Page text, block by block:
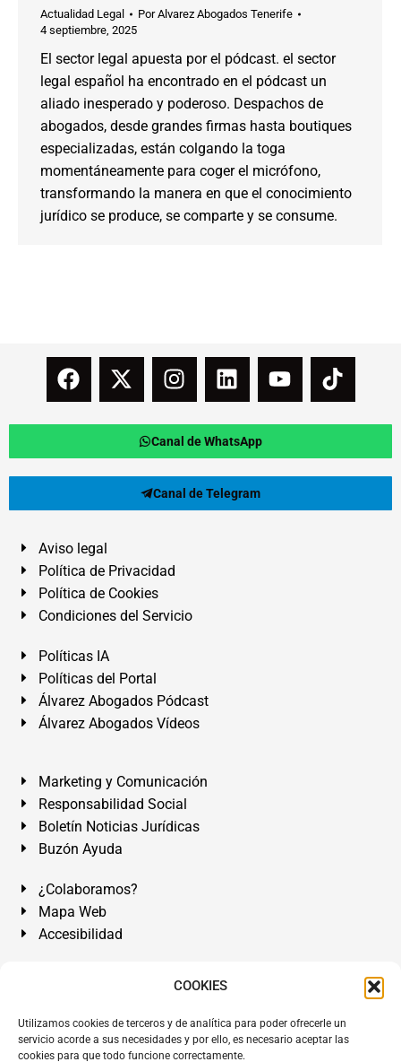
COOKIES
Utilizamos cookies de terceros y de analítica para poder ofrecerle un
servicio acorde a sus necesidades y por ello, es necesario aceptar las
cookies para que todo funcione correctamente.
Actualidad Legal PorAlvarez Abogados Tenerife
4 septiembre, 2025
El sector legal apuesta por el pódcast. el sector
legal español ha encontrado en el pódcast un
aliado inesperado y poderoso. Despachos de
abogados, desde grandes firmas hasta boutiques
especializadas, están colgando la toga
momentáneamente para coger el micrófono,
transformando la manera en que el conocimiento
jurídico se produce, se comparte y se consume.
Canal de WhatsApp
Canal de Telegram
Aviso legal
Política de Privacidad
Política de Cookies
Condiciones del Servicio
Políticas IA
Políticas del Portal
Álvarez Abogados Pódcast
Álvarez Abogados Vídeos
Marketing y Comunicación
Responsabilidad Social
Boletín Noticias Jurídicas
Buzón Ayuda
¿Colaboramos?
Mapa Web
Accesibilidad
Álvarez Abogados Tenerife:Calle Teobaldo Power Nº 7,
de Tenerife. Islas Canarias.